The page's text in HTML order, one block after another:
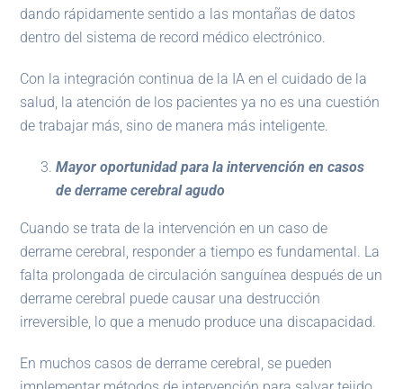
dando rápidamente sentido a las montañas de datos
dentro del sistema de record médico electrónico.
Con la integración continua de la IA en el cuidado de la
salud, la atención de los pacientes ya no es una cuestión
de trabajar más, sino de manera más inteligente.
Mayor oportunidad para la intervención en casos
de derrame cerebral agudo
Cuando se trata de la intervención en un caso de
derrame cerebral, responder a tiempo es fundamental. La
falta prolongada de circulación sanguínea después de un
derrame cerebral puede causar una destrucción
irreversible, lo que a menudo produce una discapacidad.
En muchos casos de derrame cerebral, se pueden